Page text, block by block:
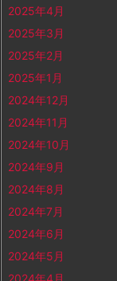
2025年4月
2025年3月
2025年2月
2025年1月
2024年12月
2024年11月
2024年10月
2024年9月
2024年8月
2024年7月
2024年6月
2024年5月